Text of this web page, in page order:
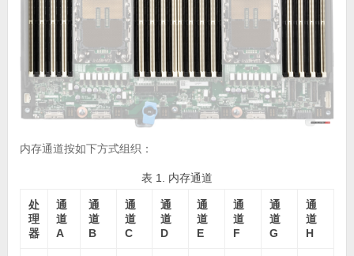
内存通道按如下方式组织：
表 1. 内存通道
处
理
器
通
道
A
通
道
B
通
道
C
通
道
D
通
道
E
通
道
F
通
道
G
通
道
H